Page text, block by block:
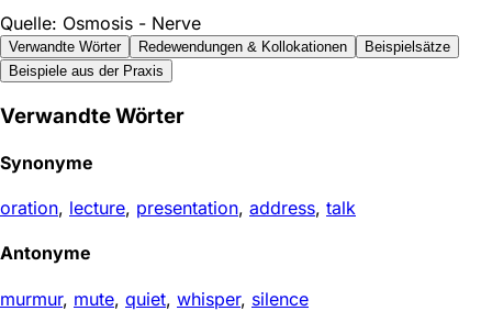
Quelle: Osmosis - Nerve
Verwandte Wörter Redewendungen & Kollokationen
Beispielsätze
Beispiele aus der Praxis
Verwandte Wörter
Synonyme
oration, lecture, presentation, address, talk
Antonyme
murmur, mute, quiet, whisper, silence